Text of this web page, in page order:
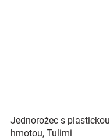
Jednorožec s plastickou
hmotou, Tulimi